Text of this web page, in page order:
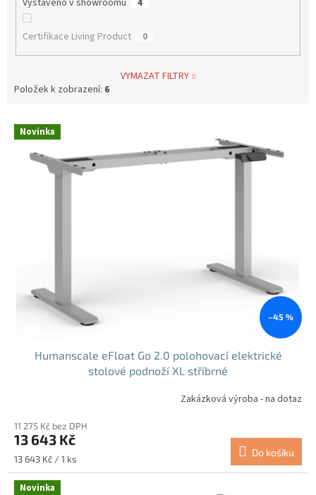
Vystaveno v showroomu 4
Certifikace Living Product 0
VYMAZAT FILTRY
Položek k zobrazení: 6
V Novinka
–45 %
Humanscale eFloat Go 2.0 polohovací elektrické
stolové podnoží XL stříbrné
Zakázková výroba - na dotaz
11 275 Kč bez DPH
13 643 Kč
Měrná
cena:
13 643 Kč / 1 ks
Do košíku
Novinka